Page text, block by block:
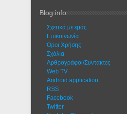
Blog info
Σχετικά με εμάς
Eπικοινωνία
Όροι Χρήσης
Σχόλια
Αρθρογράφοι/Συντάκτες
Web TV
Android application
RSS
Facebook
Twitter